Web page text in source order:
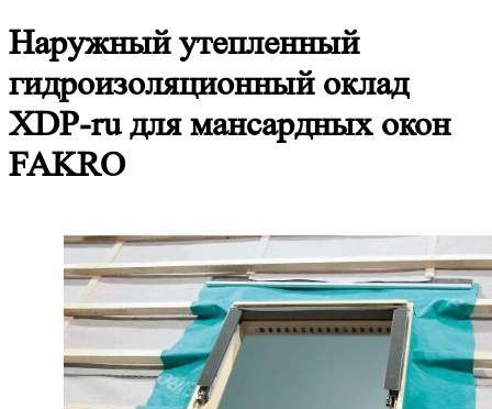
Наружный утепленный
гидроизоляционный оклад
XDP-ru для мансардных окон
FAKRO